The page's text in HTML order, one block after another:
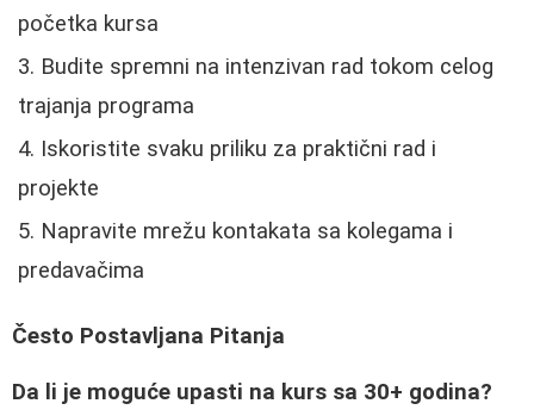
početka kursa
Budite spremni na intenzivan rad tokom celog
trajanja programa
Iskoristite svaku priliku za praktični rad i
projekte
Napravite mrežu kontakata sa kolegama i
predavačima
Često Postavljana Pitanja
Da li je moguće upasti na kurs sa 30+ godina?